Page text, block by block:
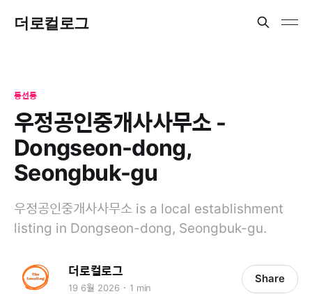
더로컬로그
동선동
우정공인중개사사무소 -
Dongseon-dong,
Seongbuk-gu
우정공인중개사사무소 is a local establishment
listing in Dongseon-dong, Seongbuk-gu.
더로컬로그
19 6월 2026 1 min
Share